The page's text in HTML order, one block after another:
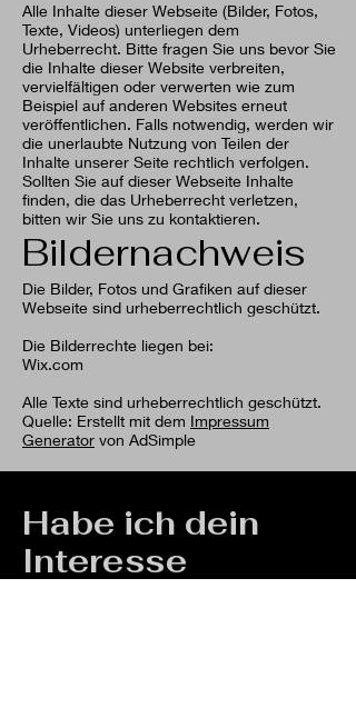
Alle Inhalte dieser Webseite (Bilder, Fotos,
Texte, Videos) unterliegen dem
Urheberrecht. Bitte fragen Sie uns bevor Sie
die Inhalte dieser Website verbreiten,
vervielfältigen oder verwerten wie zum
Beispiel auf anderen Websites erneut
veröffentlichen. Falls notwendig, werden wir
die unerlaubte Nutzung von Teilen der
Inhalte unserer Seite rechtlich verfolgen.
Sollten Sie auf dieser Webseite Inhalte
finden, die das Urheberrecht verletzen,
bitten wir Sie uns zu kontaktieren.
Bildernachweis
Die Bilder, Fotos und Grafiken auf dieser
Webseite sind urheberrechtlich geschützt.
Die Bilderrechte liegen bei:
Wix.com
Alle Texte sind urheberrechtlich geschützt.
Quelle: Erstellt mit dem Impressum
Generator von AdSimple
Habe ich dein
Interesse